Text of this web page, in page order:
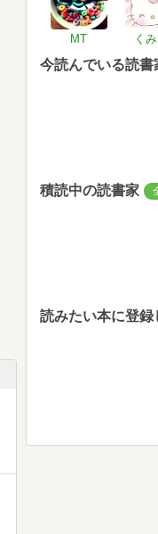
MT く
今読んでいる読書
積読中の読書家
読みたい本に登録